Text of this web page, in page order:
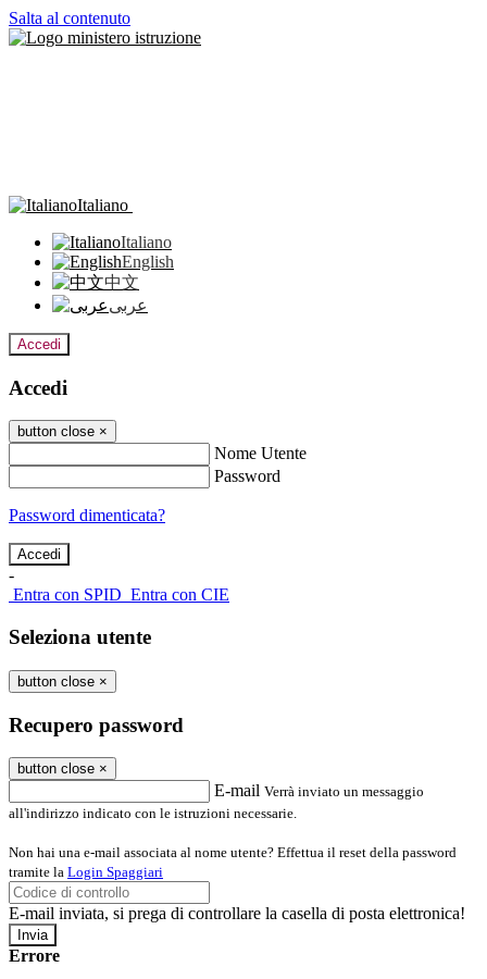
Salta al contenuto
Italiano
Italiano
English
中文
عربى
Accedi
Accedi
button close ×
Nome Utente
Password
Password dimenticata?
-
Entra con SPID Entra con CIE
Seleziona utente
button close ×
Recupero password
button close ×
E-mail Verrà inviato un messaggio
all'indirizzo indicato con le istruzioni necessarie.
Non hai una e-mail associata al nome utente? Effettua il reset della password
tramite la Login Spaggiari
E-mail inviata, si prega di controllare la casella di posta elettronica!
Errore